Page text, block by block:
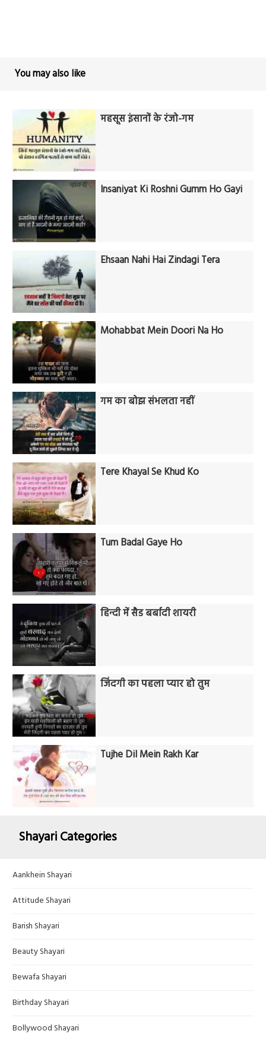
You may also like
महसूस इंसानों के रंजो-गम
Insaniyat Ki Roshni Gumm Ho Gayi
Ehsaan Nahi Hai Zindagi Tera
Mohabbat Mein Doori Na Ho
गम का बोझ संभलता नहीं
Tere Khayal Se Khud Ko
Tum Badal Gaye Ho
हिन्दी में सैड बर्बादी शायरी
जिंदगी का पहला प्यार हो तुम
Tujhe Dil Mein Rakh Kar
Shayari Categories
Aankhein Shayari
Attitude Shayari
Barish Shayari
Beauty Shayari
Bewafa Shayari
Birthday Shayari
Bollywood Shayari